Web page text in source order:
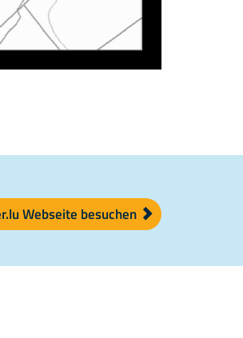
Webseite besuchen